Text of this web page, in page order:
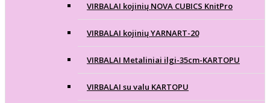
VIRBALAI kojinių NOVA CUBICS KnitPro
VIRBALAI kojinių YARNART-20
VIRBALAI Metaliniai ilgi-35cm-KARTOPU
VIRBALAI su valu KARTOPU